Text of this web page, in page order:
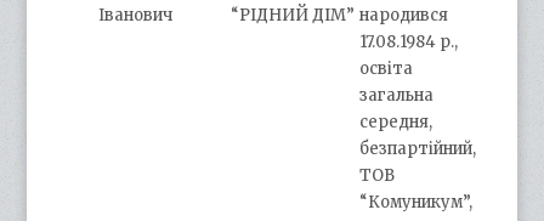
Іванович
“РІДНИЙ ДІМ” народився
17.08.1984 р.,
освіта
загальна
середня,
безпартійний,
ТОВ
“Комуникум”,